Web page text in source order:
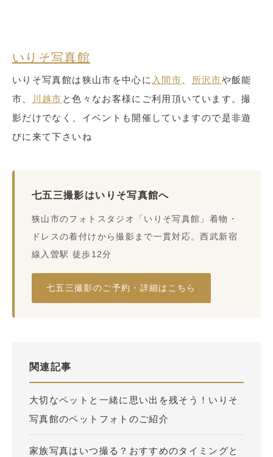
いりそ写真館
いりそ写真館は狭山市を中心に 入間市 所沢市や飯能
市、
川越市 と色々なお客様にご利用頂いています。撮
影だけでなく、イベントも開催していますので是非遊
びに来て下さいね
七五三撮影はいりそ写真館へ
狭山市のフォトスタジオ「いりそ写真館」着物・
ドレスの着付けから撮影まで一貫対応。西武新宿
線入曽駅 徒歩12分
七五三撮影のご予約・詳細はこちら
関連記事
大切なペットと一緒に思い出を残そう！いりそ
写真館のペットフォトのご紹介
家族写真はいつ撮る？おすすめのタイミングと